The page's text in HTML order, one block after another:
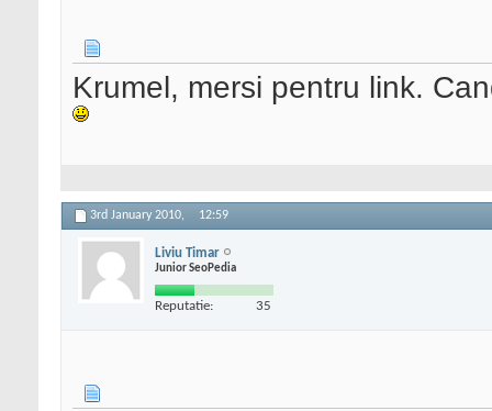
Krumel, mersi pentru link.
3rd January 2010, 12:59
Liviu Timar
Junior SeoPedia
Reputatie: 35